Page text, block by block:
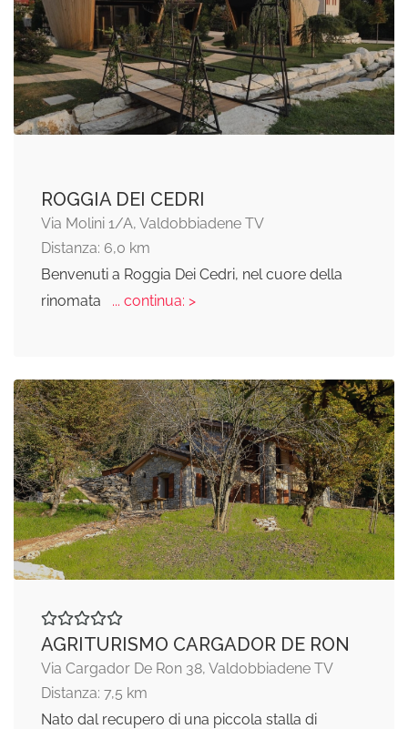
ROGGIA DEI CEDRI
Via Molini 1/A, Valdobbiadene TV
Distanza: 6,0 km
Benvenuti a Roggia Dei Cedri, nel cuore della
rinomata
... continua: >
AGRITURISMO CARGADOR DE RON
Via Cargador De Ron 38, Valdobbiadene TV
Distanza: 7,5 km
Nato dal recupero di una piccola stalla di